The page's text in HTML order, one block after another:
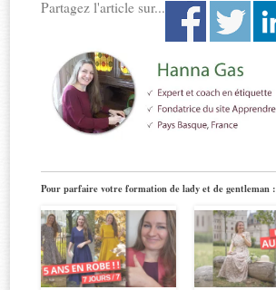
Partagez l'article sur...
Pour parfaire votre formation de lady et de gentleman :